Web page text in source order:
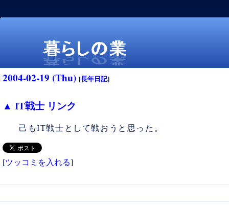
暮らしの業
2004-02-19 (Thu) [長年日記]
▲ IT戦士 リンク
己もIT戦士として戦おうと思った。
[ツッコミを入れる]